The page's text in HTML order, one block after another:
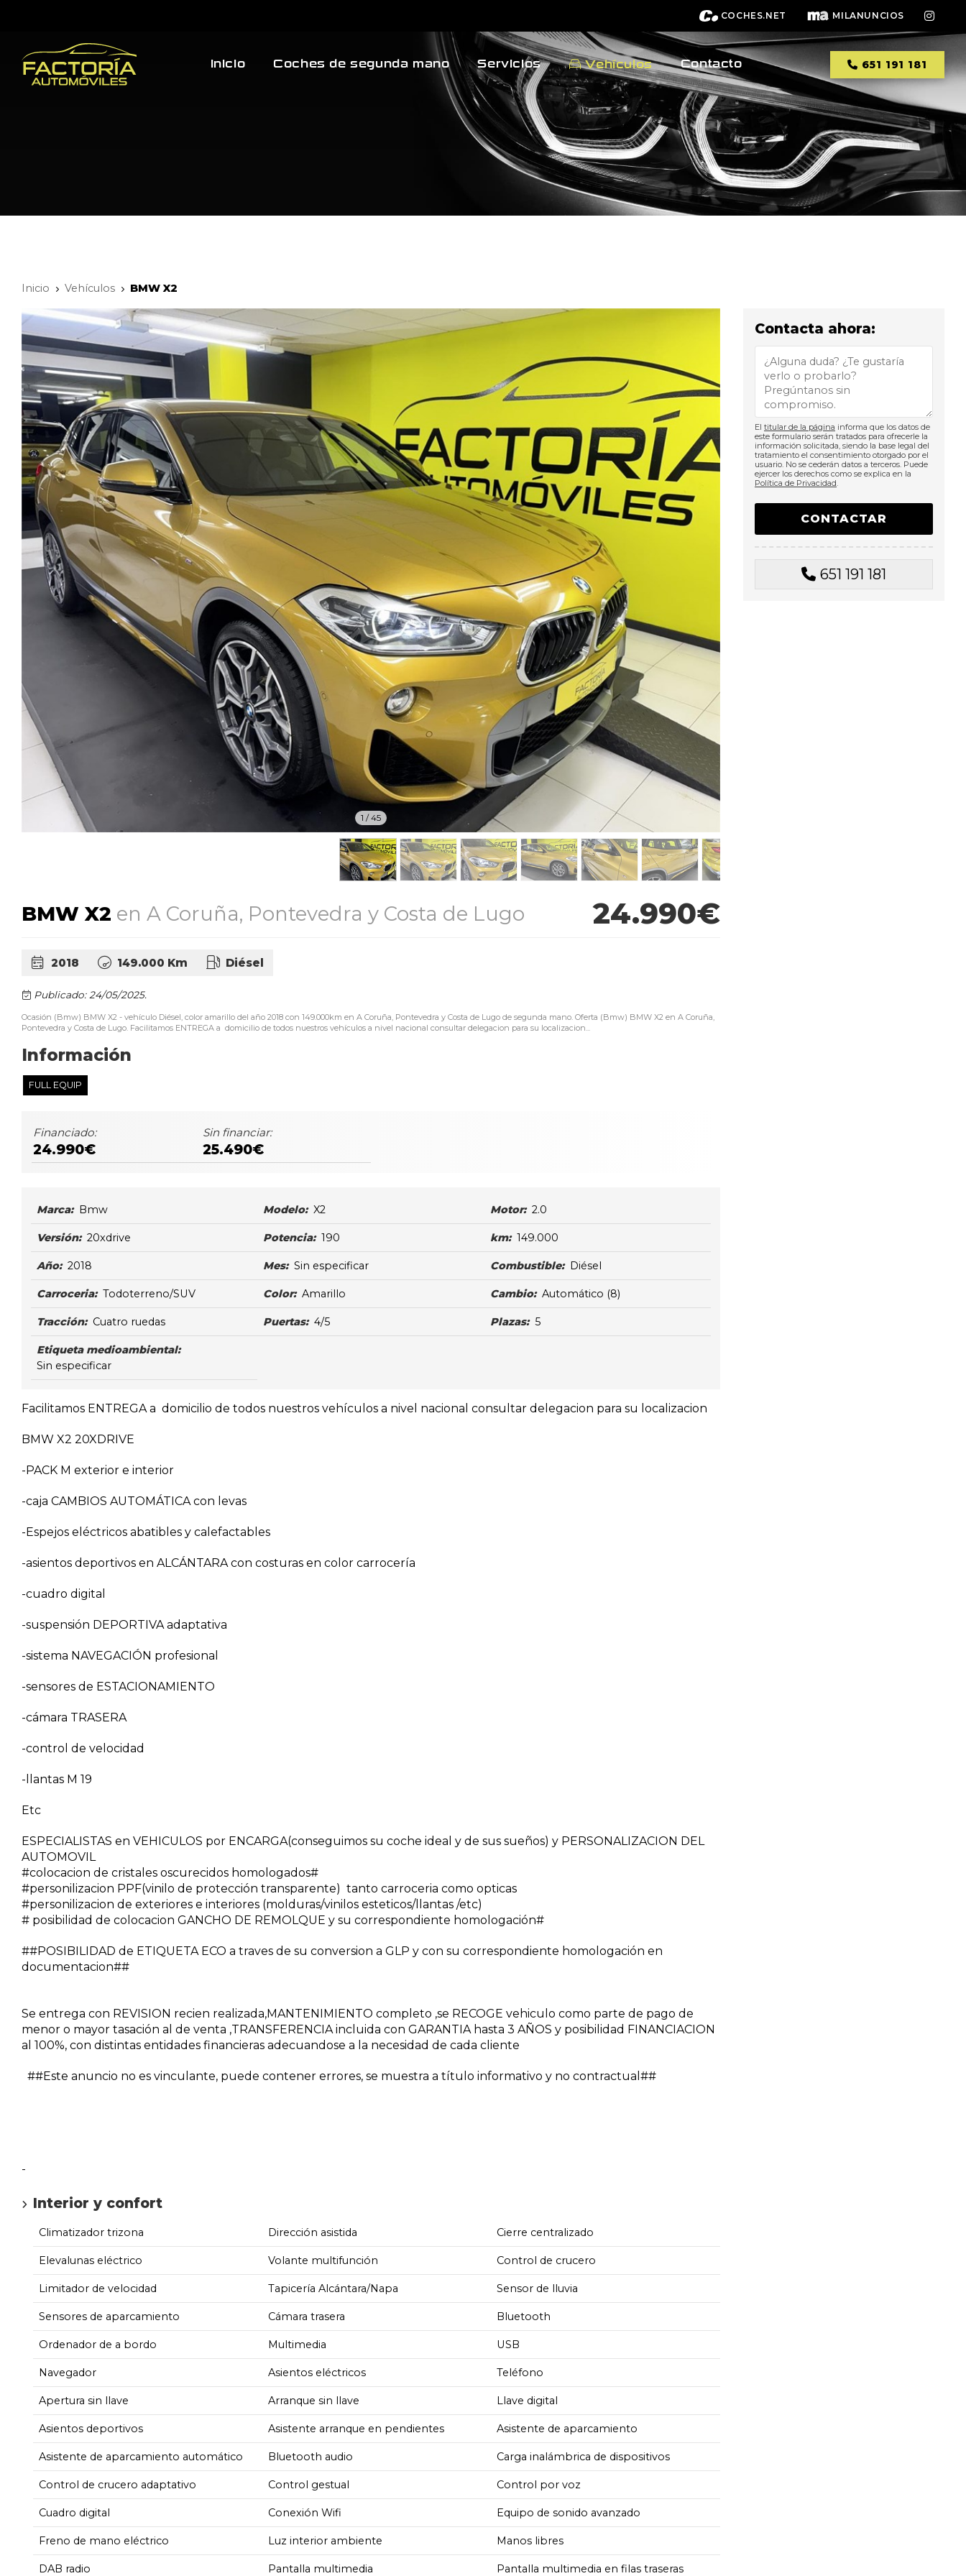
COCHES.NET MILANUNCIOS
Inicio Coches de segunda mano Servicios Vehículos Contacto 651 191 181
Inicio Vehículos BMW X2
Contacta ahora:
El titular de la página informa que los datos de
este formulario serán tratados para ofrecerle la
información solicitada, siendo la base legal del
tratamiento el consentimiento otorgado por el
usuario. No se cederán datos a terceros. Puede
ejercer los derechos como se explica en la
Política de Privacidad.
651 191 181
1 /45
BMW X2 en A Coruña, Pontevedra y Costa de Lugo 24.990€
2018 149.000 Km Diésel
Publicado: 24/05/2025.
Ocasión (Bmw) BMW X2 - vehículo Diésel, color amarillo del año 2018 con 149.000km en A Coruña, Pontevedra y Costa de Lugo de segunda mano. Oferta (Bmw) BMW X2 en A Coruña,
Pontevedra y Costa de Lugo. Facilitamos ENTREGA a domicilio de todos nuestros vehículos a nivel nacional consultar delegacion para su localizacion...
Información
FULL EQUIP
Financiado:
24.990€
Sin financiar:
25.490€
Marca: Bmw Modelo: X2 Motor: 2.0
Versión: 20xdrive Potencia: 190 km: 149.000
Año: 2018 Mes: Sin especificar Combustible: Diésel
Carroceria: Todoterreno/SUV Color: Amarillo Cambio: Automático (8)
Tracción: Cuatro ruedas Puertas: 4/5 Plazas: 5
Etiqueta medioambiental:
Sin especificar
Facilitamos ENTREGA a domicilio de todos nuestros vehículos a nivel nacional consultar delegacion para su localizacion
BMW X2 20XDRIVE
-PACK M exterior e interior
-caja CAMBIOS AUTOMÁTICA con levas
-Espejos eléctricos abatibles y calefactables
-asientos deportivos en ALCÁNTARA con costuras en color carrocería
-cuadro digital
-suspensión DEPORTIVA adaptativa
-sistema NAVEGACIÓN profesional
-sensores de ESTACIONAMIENTO
-cámara TRASERA
-control de velocidad
-llantas M 19
Etc
ESPECIALISTAS en VEHICULOS por ENCARGA(conseguimos su coche ideal y de sus sueños) y PERSONALIZACION DEL
AUTOMOVIL
#colocacion de cristales oscurecidos homologados#
#personilizacion PPF(vinilo de protección transparente) tanto carroceria como opticas
#personilizacion de exteriores e interiores (molduras/vinilos esteticos/llantas /etc)
# posibilidad de colocacion GANCHO DE REMOLQUE y su correspondiente homologación#
##POSIBILIDAD de ETIQUETA ECO a traves de su conversion a GLP y con su correspondiente homologación en
documentacion##
Se entrega con REVISION recien realizada,MANTENIMIENTO completo ,se RECOGE vehiculo como parte de pago de
menor o mayor tasación al de venta ,TRANSFERENCIA incluida con GARANTIA hasta 3 AÑOS y posibilidad FINANCIACION
al 100%, con distintas entidades financieras adecuandose a la necesidad de cada cliente
##Este anuncio no es vinculante, puede contener errores, se muestra a título informativo y no contractual##
-
Interior y confort
Climatizador trizona Dirección asistida Cierre centralizado
Elevalunas eléctrico Volante multifunción Control de crucero
Limitador de velocidad Tapicería Alcántara/Napa Sensor de lluvia
Sensores de aparcamiento Cámara trasera Bluetooth
Ordenador de a bordo Multimedia USB
Navegador Asientos eléctricos Teléfono
Apertura sin llave Arranque sin llave Llave digital
Asientos deportivos Asistente arranque en pendientes Asistente de aparcamiento
Asistente de aparcamiento automático Bluetooth audio Carga inalámbrica de dispositivos
Control de crucero adaptativo Control gestual Control por voz
Cuadro digital Conexión Wifi Equipo de sonido avanzado
Freno de mano eléctrico Luz interior ambiente Manos libres
DAB radio Pantalla multimedia Pantalla multimedia en filas traseras